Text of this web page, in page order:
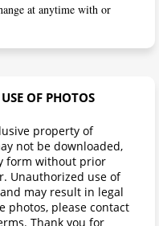
at anytime with or
OF PHOTOS
property of
not be downloaded,
form without prior
Unauthorized use of
may result in legal
photos, please contact
Thank you for